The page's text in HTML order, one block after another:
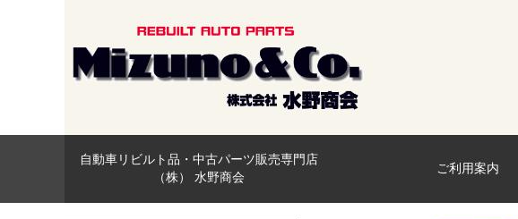
自動車リビルト品・中古パーツ販売専門店
（株） 水野商会
ご利用案内